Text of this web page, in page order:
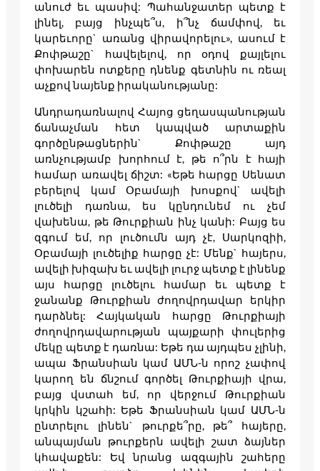
անուժ եւ պասիվ: Պահանջատեր պետք է
լինել, բայց ինչպե՞ս, ի՞նչ ճամփով, եւ
կարեւորը` առանց վիրավորելու», ասում է
Քոփթաշը` հավելելով, որ օդով քայլելու
փոխարեն ոտքերը դնենք գետնին ու ռեալ
աչքով նայենք իրականությանը:
Անդրադառնալով Հայոց ցեղասպանության
ճանաչման հետ կապված արտաքին
գործընթացներին` Քոփթաշը այդ
առնչությամբ խորհում է, թե ո՞րն է հայի
համար առավել ճիշտ: «Եթե հարցը Սենատ
բերելով կամ Օբամայի խոսքով` ավելի
լուծելի դառնա, ես կընդունեմ ու չեմ
վախենա, թե Թուրքիան ինչ կանի: Բայց ես
զգում եմ, որ լուծումն այդ չէ, Սարկոզիի,
Օբամայի լուծելիք հարցը չէ: Մենք` հայերս,
ավելի խիզախ եւ ավելի լուրջ պետք է լինենք
այս հարցը լուծելու համար եւ պետք է
ջանանք Թուրքիան ժողովրդավար երկիր
դարձնել: Հայկական հարցը Թուրքիայի
ժողովրդավարության պայքարի փուլերից
մեկը պետք է դառնա: Եթե դա այդպես չլինի,
ապա Ֆրանսիան կամ ԱՄՆ-ն որոշ չափով
կարող են ճնշում գործել Թուրքիայի վրա,
բայց վստահ եմ, որ վերջում Թուրքիան
կրկին կշահի: Եթե Ֆրանսիան կամ ԱՄՆ-ն
ընտրելու լինեն` թուրքե՞րը, թե՞ հայերը,
անպայման թուրքերն ավելի շատ ձայներ
կհավաքեն: Եվ նրանց ազգային շահերը